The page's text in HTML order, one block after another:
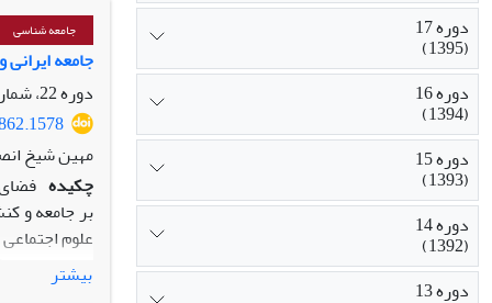
جامعه شناسی
جامعه
دوره 22، شماره 4، زمستان 1400، صفحه
مهین شیخ
چکیده
را تضعیف
پدیده‌های
بیشتر
دوره 17
(1395)
دوره 16
(1394)
دوره 15
(1393)
دوره 14
(1392)
دوره 13